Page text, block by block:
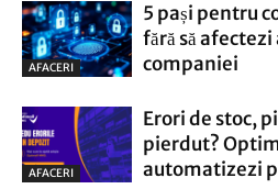
AFACERI
5 pași pentru
fără să
companiei
AFACERI
Erori de stoc,
pierdut?
automatizezi